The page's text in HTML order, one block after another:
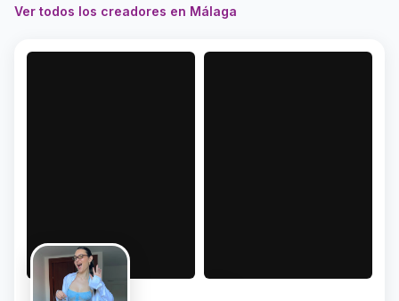
Ver todos los creadores en Málaga